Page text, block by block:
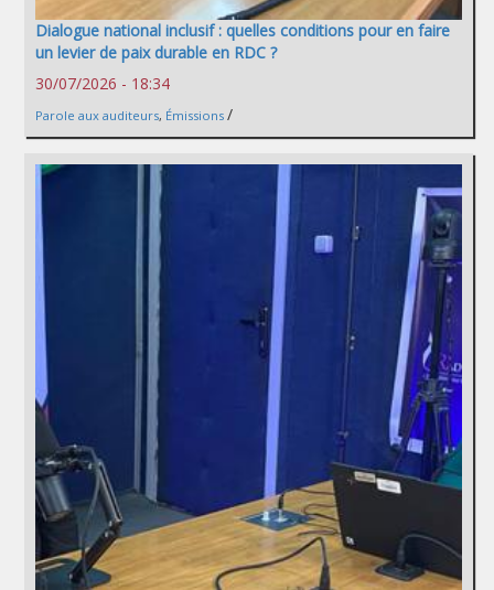
Dialogue national inclusif : quelles conditions pour en faire
un levier de paix durable en RDC ?
30/07/2026 - 18:34
Parole aux auditeurs, Émissions /